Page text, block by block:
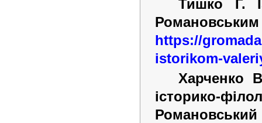
Тишко Г.
https://
istorikom-
Харченко
історико-